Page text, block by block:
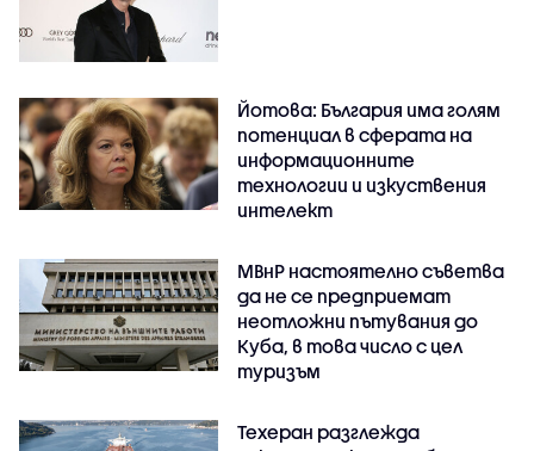
Йотова: България има голям
потенциал в сферата на
информационните
технологии и изкуствения
интелект
МВнР настоятелно съветва
да не се предприемат
неотложни пътувания до
Куба, в това число с цел
туризъм
Техеран разглежда